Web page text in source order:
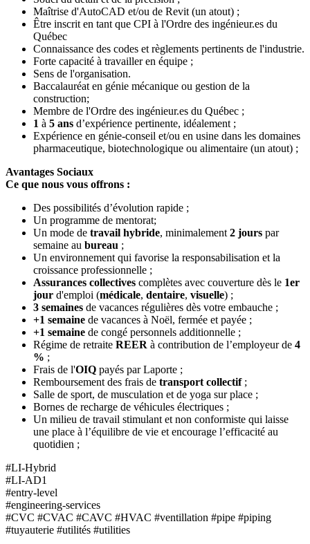
Maîtrise d'AutoCAD et/ou de Revit (un atout) ;
Être inscrit en tant que CPI à l'Ordre des ingénieur.es du
Québec
Connaissance des codes et règlements pertinents de l'industrie.
Forte capacité à travailler en équipe ;
Sens de l'organisation.
Baccalauréat en génie mécanique ou gestion de la
construction;
Membre de l'Ordre des ingénieur.es du Québec ;
1 à 5 ans d’expérience pertinente, idéalement ;
Expérience en génie-conseil et/ou en usine dans les domaines
pharmaceutique, biotechnologique ou alimentaire (un atout) ;
Avantages Sociaux
Ce que nous vous offrons :
Des possibilités d’évolution rapide ;
Un programme de mentorat;
Un mode de travail hybride, minimalement 2 jours par
semaine au bureau ;
Un environnement qui favorise la responsabilisation et la
croissance professionnelle ;
Assurances collectives complètes avec couverture dès le 1er
jour d'emploi (médicale, dentaire, visuelle) ;
3 semaines de vacances régulières dès votre embauche ;
+1 semaine de vacances à Noël, fermée et payée ;
+1 semaine de congé personnels additionnelle ;
Régime de retraite REER à contribution de l’employeur de 4
% ;
Frais de l'OIQ payés par Laporte ;
Remboursement des frais de transport collectif ;
Salle de sport, de musculation et de yoga sur place ;
Bornes de recharge de véhicules électriques ;
Un milieu de travail stimulant et non conformiste qui laisse
une place à l’équilibre de vie et encourage l’efficacité au
quotidien ;
#LI-Hybrid
#LI-AD1
#entry-level
#engineering-services
#CVC #CVAC #CAVC #HVAC #ventillation #pipe #piping
#tuyauterie #utilités #utilities